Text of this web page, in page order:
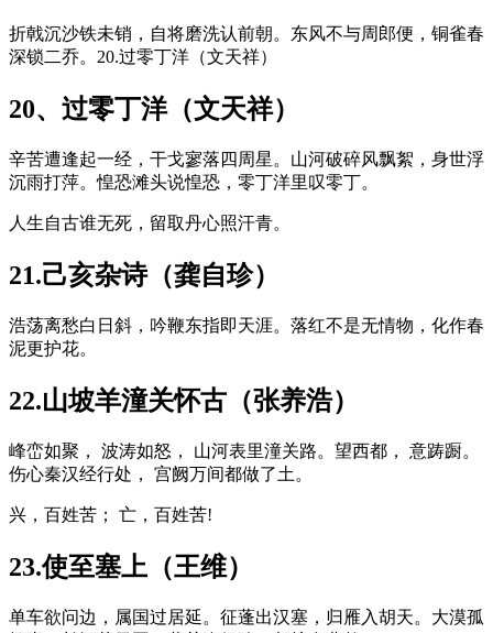
折戟沉沙铁未销，自将磨洗认前朝。东风不与周郎便，铜雀春
深锁二乔。20.过零丁洋（文天祥）
20、过零丁洋（文天祥）
辛苦遭逢起一经，干戈寥落四周星。山河破碎风飘絮，身世浮
沉雨打萍。惶恐滩头说惶恐，零丁洋里叹零丁。
人生自古谁无死，留取丹心照汗青。
21.己亥杂诗（龚自珍）
浩荡离愁白日斜，吟鞭东指即天涯。落红不是无情物，化作春
泥更护花。
22.山坡羊潼关怀古（张养浩）
峰峦如聚， 波涛如怒， 山河表里潼关路。望西都， 意踌蹰。
伤心秦汉经行处， 宫阙万间都做了土。
兴，百姓苦； 亡，百姓苦!
23.使至塞上（王维）
单车欲问边，属国过居延。征蓬出汉塞，归雁入胡天。大漠孤